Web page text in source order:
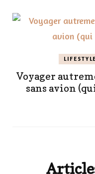
LIFESTYLE
Voyager
sans avion